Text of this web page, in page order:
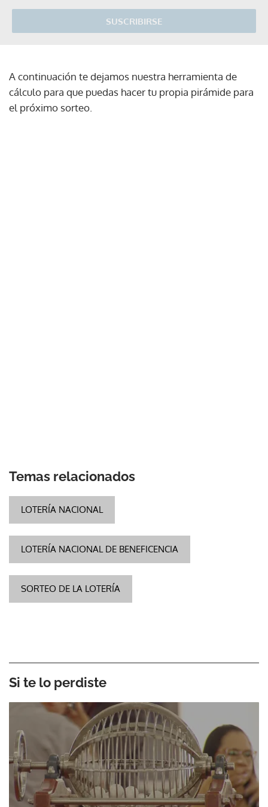
SUSCRIBIRSE
A continuación te dejamos nuestra herramienta de
cálculo para que puedas hacer tu propia pirámide para
el próximo sorteo.
Temas relacionados
LOTERÍA NACIONAL
LOTERÍA NACIONAL DE BENEFICENCIA
SORTEO DE LA LOTERÍA
Si te lo perdiste